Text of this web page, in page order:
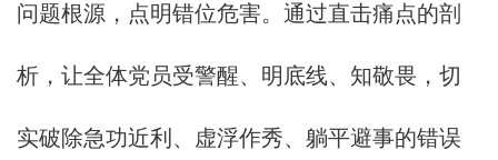
问题根源，点明错位危害。通过直击痛点的剖
析，让全体党员受警醒、明底线、知敬畏，切
实破除急功近利、虚浮作秀、躺平避事的错误